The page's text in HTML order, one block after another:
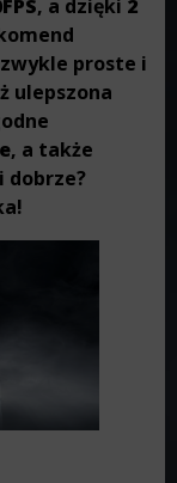
, a dzięki 2
proste i
ulepszona
, a także
dobrze?